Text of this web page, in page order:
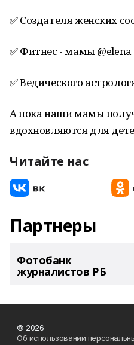
✅ Создателя женских
✅ Фитнес - мамы
✅ Ведического
А пока наши мамы
вдохновляются для
Читайте нас
Партнеры
Фотобанк
журналистов РБ
© 2026
Об использовании